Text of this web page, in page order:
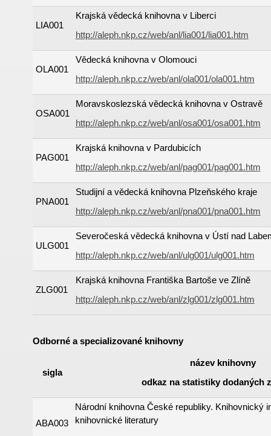
LIA001
Krajská vědecká knihovna v Liberci
http://aleph.nkp.cz/web/anl/lia001/lia001.htm
OLA001
Vědecká knihovna v Olomouci
http://aleph.nkp.cz/web/anl/ola001/ola001.htm
OSA001
Moravskoslezská vědecká knihovna v Ostravě
http://aleph.nkp.cz/web/anl/osa001/osa001.htm
PAG001
Krajská knihovna v Pardubicích
http://aleph.nkp.cz/web/anl/pag001/pag001.htm
PNA001
Studijní a vědecká knihovna Plzeňského kraje
http://aleph.nkp.cz/web/anl/pna001/pna001.htm
ULG001
Severočeská vědecká knihovna v Ústí nad
http://aleph.nkp.cz/web/anl/ulg001/ulg001.htm
ZLG001
Krajská knihovna Františka Bartoše ve Zlíně
http://aleph.nkp.cz/web/anl/zlg001/zlg001.htm
Odborné a specializované knihovny
sigla
název knihovny
odkaz na statistiky dodaných
ABA003
Národní knihovna České republiky. Knihovnický
knihovnické literatury